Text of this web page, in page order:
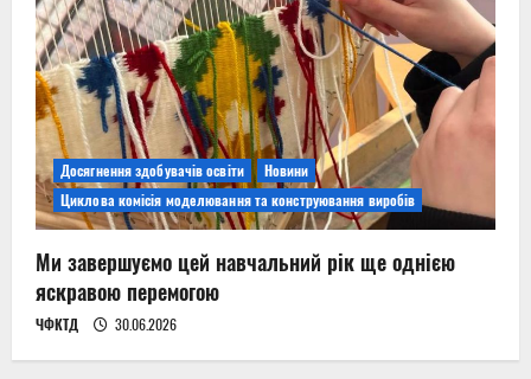
Досягнення здобувачів освіти
Новини
Циклова комісія моделювання та конструювання виробів
Ми завершуємо цей навчальний рік ще однією
яскравою перемогою
ЧФКТД 30.06.2026